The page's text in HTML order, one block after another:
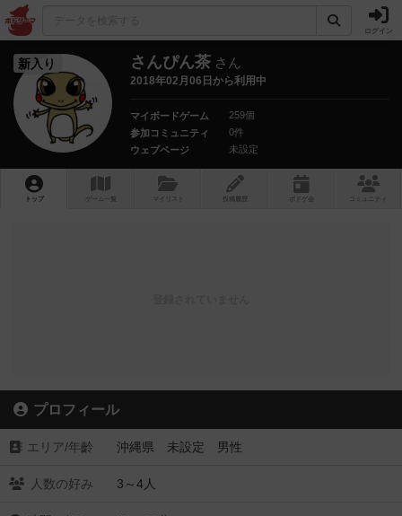
ログイン
新入り さんぴん茶 さん
2018年02月06日から利用中
マイボードゲーム
259個
参加コミュニティ
0件
ウェブページ
未設定
トップ ゲーム一覧 マイリスト 投稿履歴 ボ ドゲ コミュニティ
プロフィール
エリア/年齡 沖縄県 未設定 男性
人数の好み 3～4人